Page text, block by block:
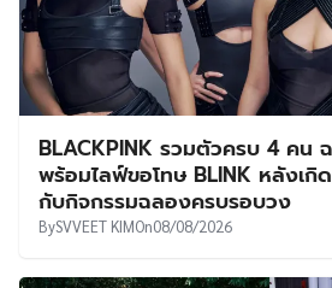
BLACKPINK รวมตัวครบ 4 คน
พร้อมไลฟ์ขอโทษ BLINK หลังเกิ
กับกิจกรรมฉลองครบรอบวง
BySVVEET KIMOn08/08/2026